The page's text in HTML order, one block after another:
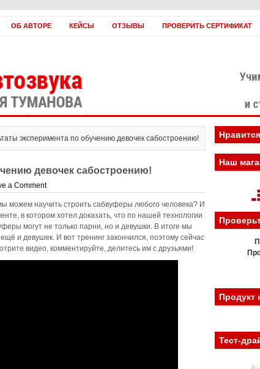
ОБ АВТОРЕ КЕЙСЫ ОТЗЫВЫ ПРОВЕРИТЬ СЕРТИФИКАТ
Заработать!
эксперимента по обучению девочек сабостроению!
девочек сабостроению!
a Comment
можем научить строить сабвуферы любого человека? И
в котором хотел доказать, что по нашей технологии
могут не только парни, но и девушки. В итоге мы
и девушек. И вот тренинг закончился, поэтому сейчас
видео, комментируйте, делитесь им с друзьями!
Наш
Продукт
Тест-